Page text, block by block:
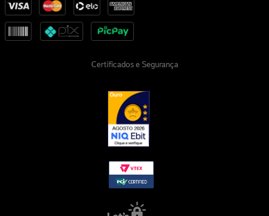
Certificados e Segurança